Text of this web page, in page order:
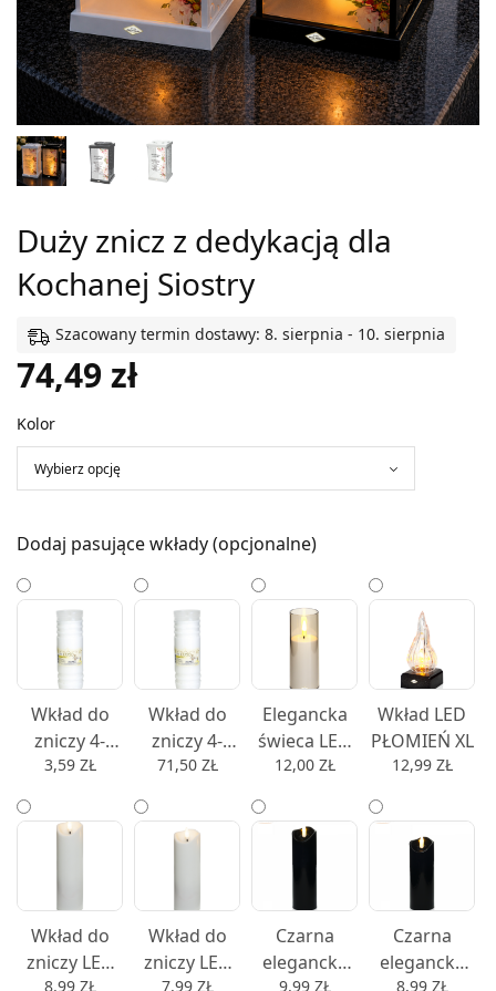
Duży znicz z dedykacją dla
Kochanej Siostry
Szacowany termin dostawy: 8. sierpnia - 10. sierpnia
74,49zł
Kolor
Dodaj pasujące wkłady (opcjonalne)
Wkład do
zniczy 4-
dniowy
dni - 1 szt.
3,59 ZŁ
Wkład do
zniczy 4-
dniowy
dni - 22 szt.
71,50 ZŁ
Elegancka
świeca LED
w dymionej
imitacji szkła
nowoczesny
wkład od
zniczy 10cm,
12,5cm lub
15cm - 15
12,00 ZŁ
Wkład LED
PŁOMIEŃ XL
12,99 ZŁ
Wkład do
zniczy LED
8,99 ZŁ
Wkład do
zniczy LED
7,99 ZŁ
Czarna
elegancka
9,99 ZŁ
Czarna
elegancka
8,99 ZŁ